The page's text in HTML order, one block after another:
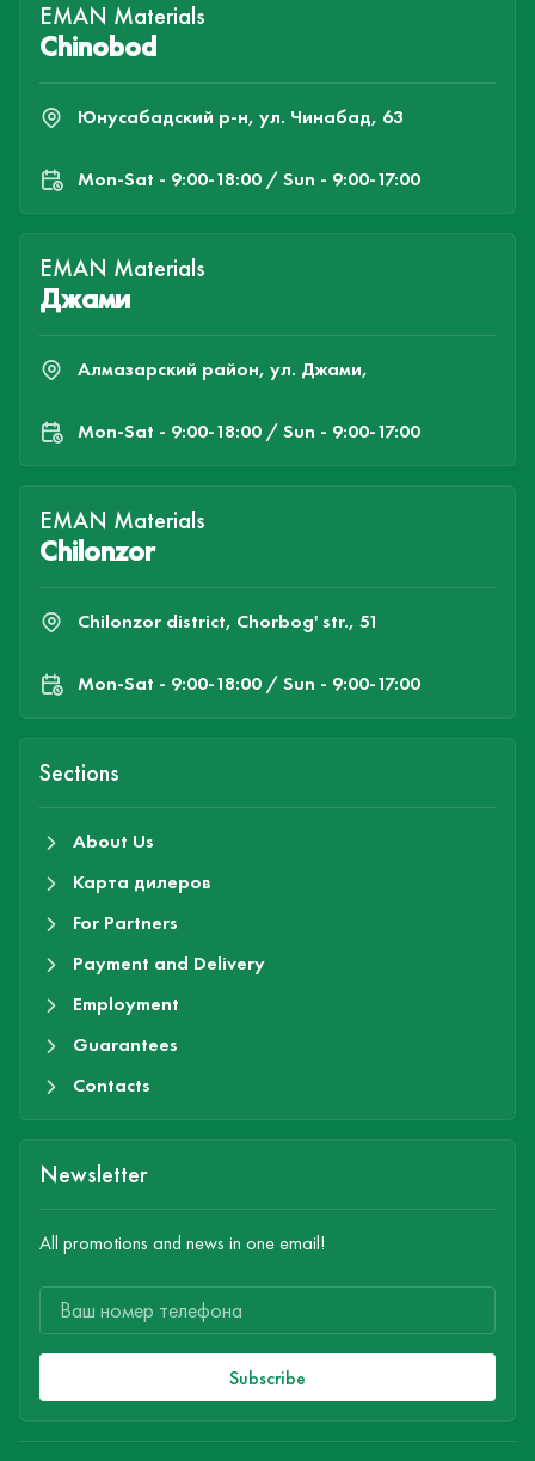
EMAN Materials
Chinobod
Юнусабадский р-н, ул. Чинабад, 63
Mon-Sat - 9:00-18:00 / Sun - 9:00-17:00
EMAN Materials
Джами
Алмазарский район, ул. Джами,
Mon-Sat - 9:00-18:00 / Sun - 9:00-17:00
EMAN Materials
Chilonzor
Chilonzor district, Chorbog' str., 51
Mon-Sat - 9:00-18:00 / Sun - 9:00-17:00
Sections
About Us
Карта дилеров
For Partners
Payment and Delivery
Employment
Guarantees
Contacts
Newsletter
All promotions and news in one email!
Subscribe